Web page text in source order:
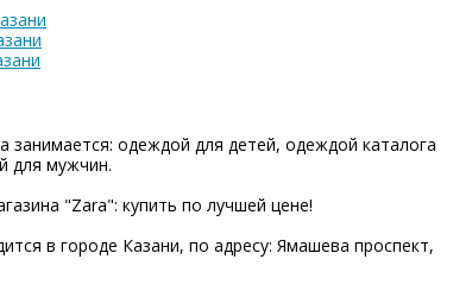
занимается: одеждой для детей, одеждой каталога
для мужчин.
"Zara": купить по лучшей цене!
в городе Казани, по адресу: Ямашева проспект,